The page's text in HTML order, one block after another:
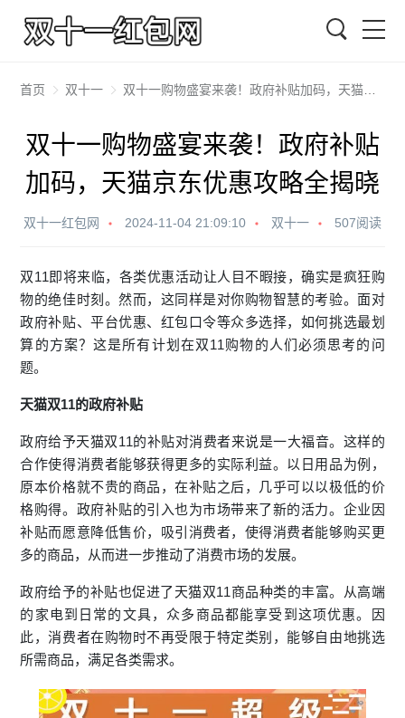
首页 双十一 双十一购物盛宴来袭！政府补贴加码，天猫京东优惠攻略全揭晓
双十一购物盛宴来袭！政府补贴
加码，天猫京东优惠攻略全揭晓
双十一红包网 2024-11-04 21:09:10 双十一 507阅读
双11即将来临，各类优惠活动让人目不暇接，确实是疯狂购
物的绝佳时刻。然而，这同样是对你购物智慧的考验。面对
政府补贴、平台优惠、红包口令等众多选择，如何挑选最划
算的方案？这是所有计划在双11购物的人们必须思考的问
题。
天猫双11的政府补贴
政府给予天猫双11的补贴对消费者来说是一大福音。这样的
合作使得消费者能够获得更多的实际利益。以日用品为例，
原本价格就不贵的商品，在补贴之后，几乎可以以极低的价
格购得。政府补贴的引入也为市场带来了新的活力。企业因
补贴而愿意降低售价，吸引消费者，使得消费者能够购买更
多的商品，从而进一步推动了消费市场的发展。
政府给予的补贴也促进了天猫双11商品种类的丰富。从高端
的家电到日常的文具，众多商品都能享受到这项优惠。因
此，消费者在购物时不再受限于特定类别，能够自由地挑选
所需商品，满足各类需求。